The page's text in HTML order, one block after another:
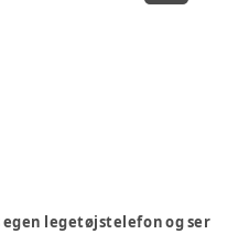
egen legetøjstelefon og ser